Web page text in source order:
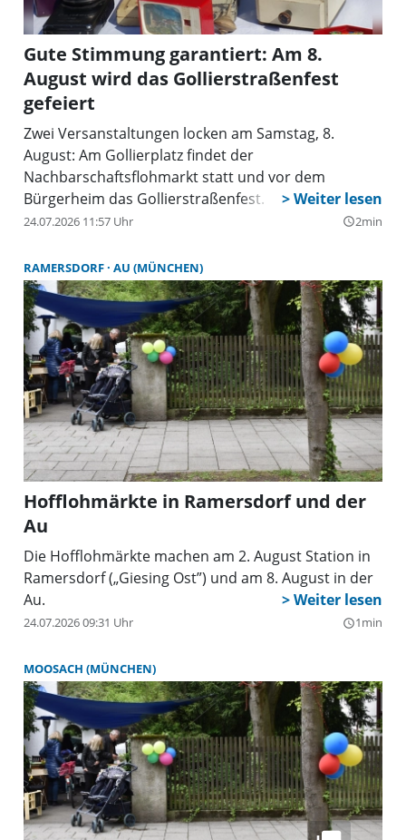
Gute Stimmung garantiert: Am 8.
August wird das Gollierstraßenfest
gefeiert
Zwei Versanstaltungen locken am Samstag, 8.
August: Am Gollierplatz findet der
Nachbarschaftsflohmarkt statt und vor dem
Bürgerheim das Gollierstraßenfest.
24.07.2026 11:57 Uhr query_builder2min
RAMERSDORF AU (MÜNCHEN)
Hofflohmärkte in Ramersdorf und der
Au
Die Hofflohmärkte machen am 2. August Station in
Ramersdorf („Giesing Ost”) und am 8. August in der
Au.
24.07.2026 09:31 Uhr query_builder1min
MOOSACH (MÜNCHEN)